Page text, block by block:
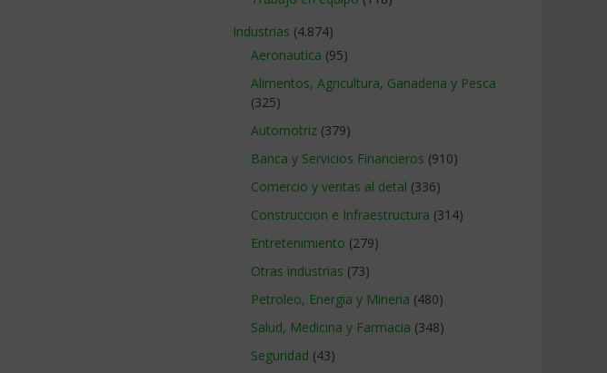
Industrias (4.874)
Aeronautica (95)
Alimentos, Agricultura, Ganaderia y Pesca
(325)
Automotriz (379)
Banca y Servicios Financieros (910)
Comercio y ventas al detal (336)
Construccion e Infraestructura (314)
Entretenimiento (279)
Otras industrias (73)
Petroleo, Energia y Mineria (480)
Salud, Medicina y Farmacia (348)
Seguridad (43)